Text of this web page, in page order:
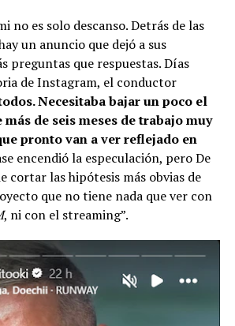
no es solo descanso. Detrás de las
un anuncio que dejó a sus
preguntas que respuestas. Días
de Instagram, el conductor
Necesitaba bajar un poco el
de seis meses de trabajo muy
pronto van a ver reflejado en
encendió la especulación, pero De
cortar las hipótesis más obvias de
que no tiene nada que ver con
, ni con el streaming”.